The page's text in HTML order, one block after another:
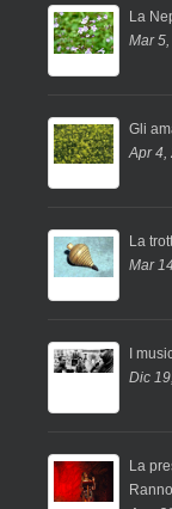
La
Mar
Gli
Apr 4,
La
Mar
I
Dic
La